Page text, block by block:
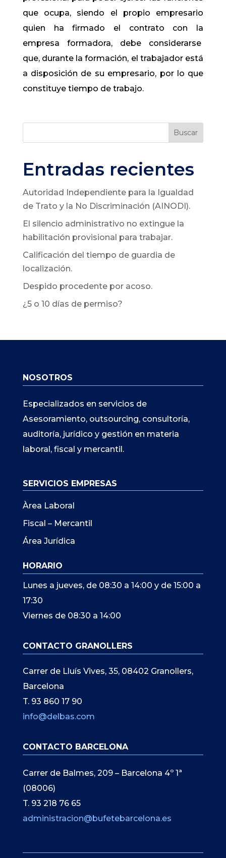
que ocupa, siendo el propio empresario
quien ha firmado el contrato con la
empresa formadora, debe considerarse
que, durante la formación, el trabajador está
a disposición de su empresario, por lo que
constituye tiempo de trabajo.
Buscar
Entradas recientes
Autoridad Independiente para la Igualdad
de Trato y la No Discriminación (AINODI).
El silencio administrativo no extingue la
habilitación provisional para trabajar.
Calificación del tiempo de guardia de
localización.
Despido procedente por acoso.
¿5 o 10 días de permiso?
NOSOTROS
Especializados en servicios de
Asesoramiento, outsourcing, consultoría,
auditoría, jurídico y gestión en materia
laboral, fiscal y mercantil.
SERVICIOS EMPRESAS
Àrea Laboral
Fiscal – Mercantil
Área Jurídica
HORARIO
Lunes a jueves, de 08:30 a 14:00 y de 15:00 a
17:30
Viernes de 08:30 a 14:00
CONTACTO GRANOLLERS
Carrer de Lluís Vives, 35, 08402 Granollers,
Barcelona
T. 93 860 17 90
info@delbas.com
CONTACTO BARCELONA
Carrer de Balmes, 209 – Barcelona 4º 1ª
(08006)
T. 93 218 76 65
administracion@bufetebarcelona.es